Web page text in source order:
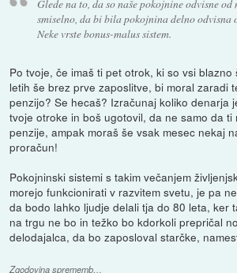
Glede na to, da so naše pokojnine odvisne
smiselno, da bi bila pokojnina delno odvisna
Neke vrste bonus-malus sistem.
Po tvoje, če imaš ti pet otrok, ki so vsi
letih še brez prve zaposlitve, bi moral zaradi
penzijo? Se hecaš? Izračunaj koliko denarja
tvoje otroke in boš ugotovil, da ne samo da ti
penzije, ampak moraš še vsak mesec nekaj
proračun!
Pokojninski sistemi s takim večanjem
morejo funkcionirati v razvitem svetu, je pa
da bodo lahko ljudje delali tja do 80 leta, ker
na trgu ne bo in težko bo kdorkoli prepričal
delodajalca, da bo zaposloval starčke,
Zgodovina sprememb…